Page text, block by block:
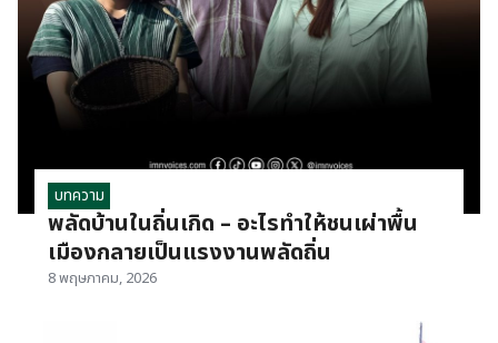
บทความ
พลัดบ้านในถิ่นเกิด – อะไรทำให้ชนเผ่าพื้น
เมืองกลายเป็นแรงงานพลัดถิ่น
8 พฤษภาคม, 2026